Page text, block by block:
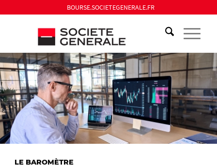
BOURSE.SOCIETEGENERALE.FR
LE BAROMÈTRE